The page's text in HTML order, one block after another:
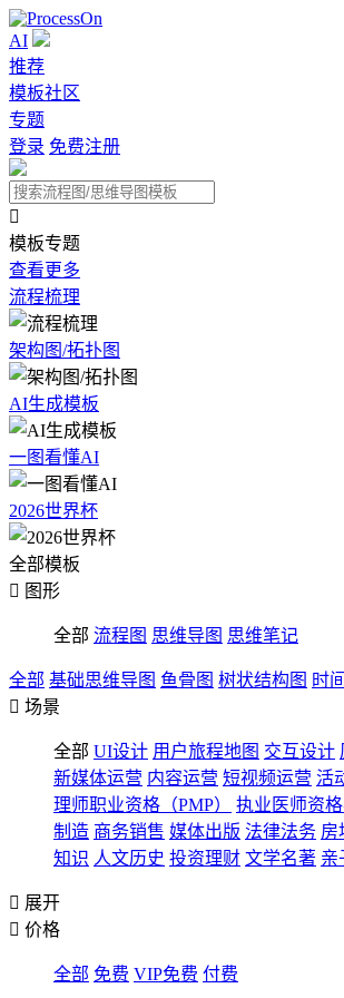
AI
推荐
模板社区
专题
登录 免费注册

模板专题
查看更多
流程梳理
架构图/拓扑图
AI生成模板
一图看懂AI
2026世界杯
全部模板
 图形
全部 流程图 思维导图 思维笔记
全部 基础思维导图 鱼骨图 树状结构图 时
 场景
全部 UI设计 用户旅程地图 交互设计
新媒体运营 内容运营 短视频运营 活
理师职业资格（PMP）
执业医师资
制造 商务销售 媒体出版 法律法务 房
知识 人文历史 投资理财 文学名著 亲
 展开
 价格
全部 免费 VIP免费 付费